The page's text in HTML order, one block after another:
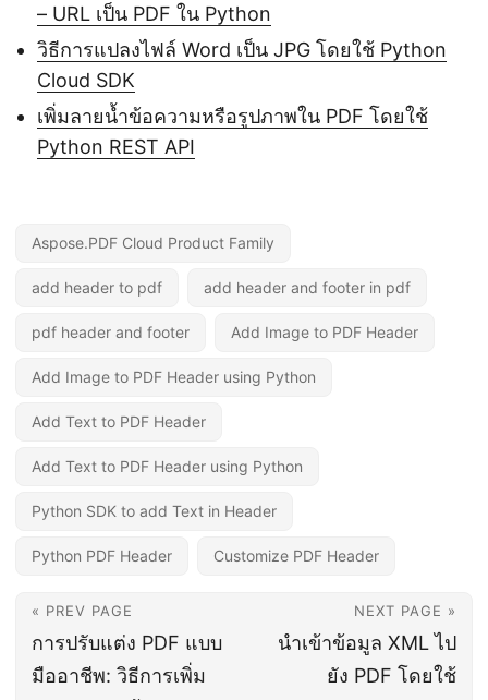
– URL เป็น PDF ใน Python
วิธีการแปลงไฟล์ Word เป็น JPG โดยใช้ Python
Cloud SDK
เพิ่มลายน้ำข้อความหรือรูปภาพใน PDF โดยใช้
Python REST API
Aspose.PDF Cloud Product Family
add header to pdf add header and footer in pdf
pdf header and footer Add Image to PDF Header
Add Image to PDF Header using Python
Add Text to PDF Header
Add Text to PDF Header using Python
Python SDK to add Text in Header
Python PDF Header Customize PDF Header
« PREV PAGE
การปรับแต่ง PDF แบบ
มืออาชีพ: วิธีการเพิ่ม
NEXT PAGE »
นำเข้าข้อมูล XML ไป
ยัง PDF โดยใช้